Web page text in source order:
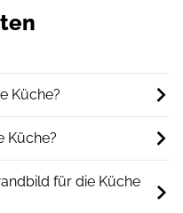
Küche?
Küche?
für die Küche